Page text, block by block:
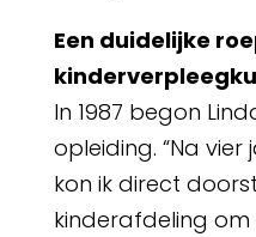
Een duidelijke
In 1987 begon
opleiding. “Na
kon ik direct
kinderafdeling